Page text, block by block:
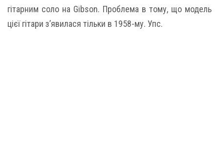
гітарним соло на Gibson. Проблема в тому, що модель
цієї гітари з’явилася тільки в 1958-му. Упс.